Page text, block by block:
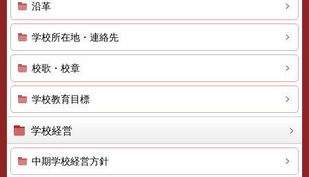
沿革
学校所在地・連絡先
校歌・校章
学校教育目標
学校経営
中期学校経営方針